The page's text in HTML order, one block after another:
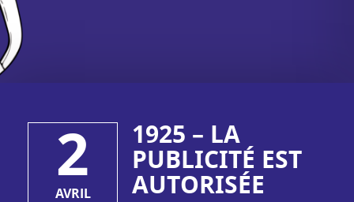
2
AVRIL
1925 – LA
PUBLICITÉ EST
AUTORISÉE